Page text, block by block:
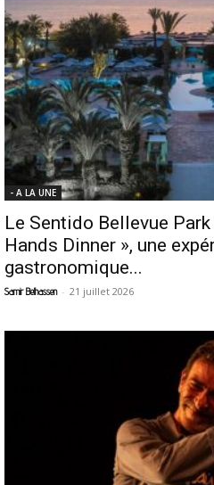
- A LA UNE
Le Sentido Bellevue
Hands Dinner », une
gastronomique...
Samir Belhassen - 21 juillet 2026